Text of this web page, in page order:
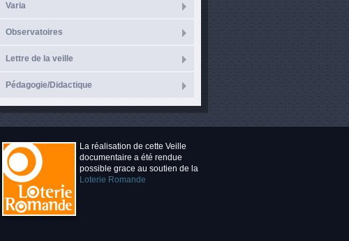
Varia
Observatoires
Lettre de la veille
Pédagogie/Didactique
La réalisation de cette Veille
documentaire a été rendue
possible grace au soutien de la
Loterie Romande